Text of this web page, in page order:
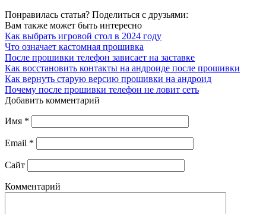
Понравилась статья? Поделиться с друзьями:
Вам также может быть интересно
Как выбрать игровой стол в 2024 году
Что означает кастомная прошивка
После прошивки телефон зависает на заставке
Как восстановить контакты на андроиде после прошивки
Как вернуть старую версию прошивки на андроид
Почему после прошивки телефон не ловит сеть
Добавить комментарий
Имя *
Email *
Сайт
Комментарий